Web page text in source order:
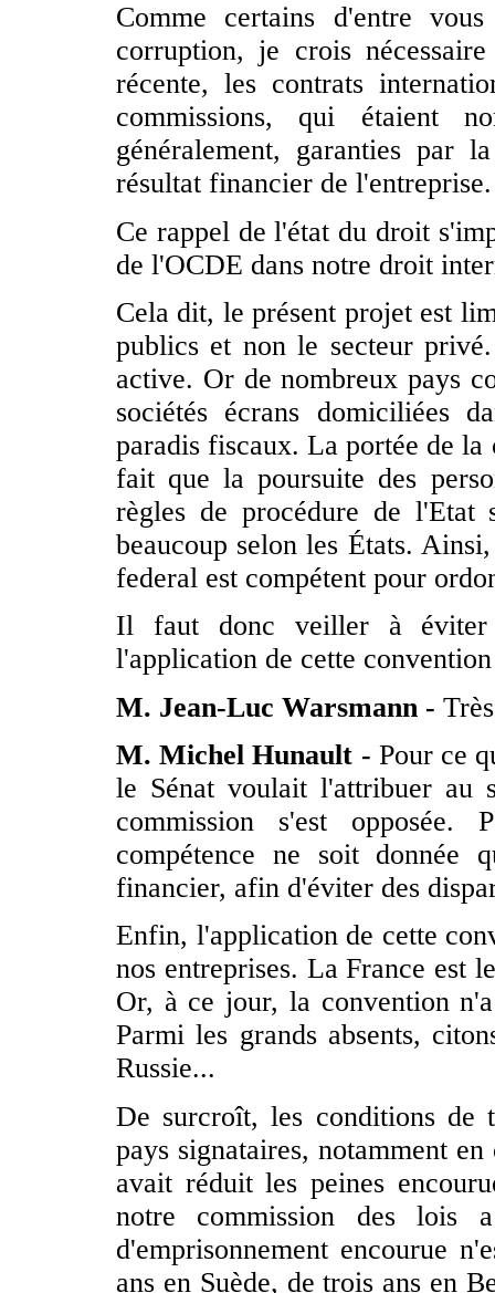
Comme certains d'entre
corruption, je crois
récente, les contrats
commissions, qui étaient
généralement, garanties par
résultat financier de l'entreprise.
Ce rappel de l'état du droit
de l'OCDE dans notre droit
Cela dit, le présent projet est
publics et non le secteur
active. Or de nombreux pays
sociétés écrans domiciliées
paradis fiscaux. La portée de
fait que la poursuite des
règles de procédure de l'Etat
beaucoup selon les États.
federal est compétent pour
Il faut donc veiller à éviter
l'application de cette
M. Jean-Luc Warsmann -
M. Michel Hunault - Pour ce
le Sénat voulait l'attribuer au
commission s'est opposée.
compétence ne soit donnée
financier, afin d'éviter des
Enfin, l'application de cette
nos entreprises. La France est
Or, à ce jour, la convention
Parmi les grands absents,
Russie...
De surcroît, les conditions de
pays signataires, notamment
avait réduit les peines
notre commission des lois
d'emprisonnement encourue
ans en Suède, de trois ans en